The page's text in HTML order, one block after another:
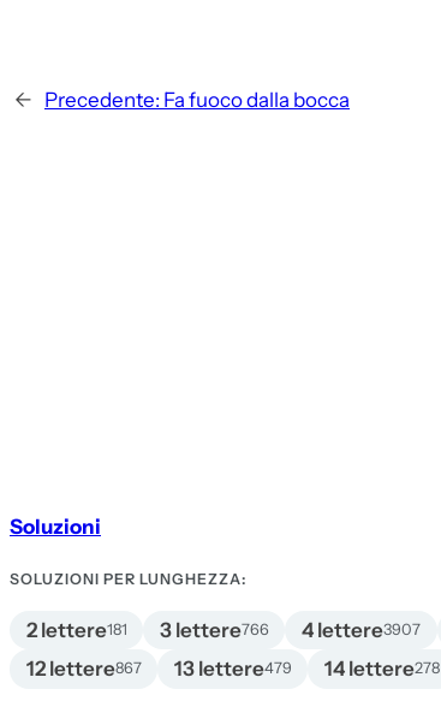
← Precedente: Fa fuoco dalla bocca
Soluzioni
SOLUZIONI PER LUNGHEZZA:
2 lettere181 3 lettere766 4 lettere3907
12 lettere867 13 lettere479 14 lettere278